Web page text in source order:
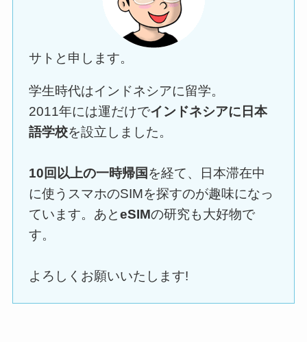
サトと申します。
学生時代はインドネシアに留学。
2011年には運だけでインドネシアに日本
語学校を設立しました。
10回以上の一時帰国 を経て、日本滞在中
に使うスマホのSIMを探すのが趣味になっ
ています。あとeSIMの研究も大好物で
す。
よろしくお願いいたします!